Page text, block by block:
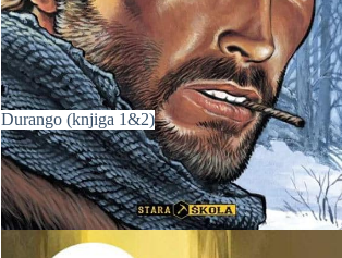
Durango (knjiga 1&2)